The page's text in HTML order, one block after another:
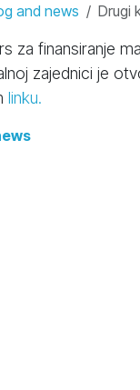
and news Drugi
za finansiranje
zajednici je
linku.